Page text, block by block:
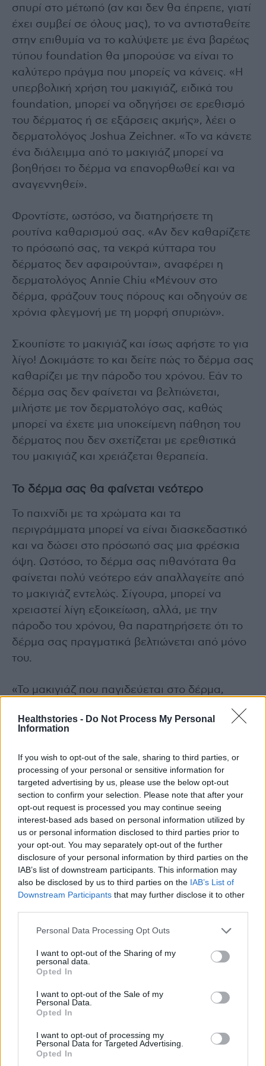
Healthstories - Do Not Process My Personal
Information
If you wish to opt-out of the sale, sharing to third parties, or
processing of your personal or sensitive information for
targeted advertising by us, please use the below opt-out
section to confirm your selection. Please note that after your
opt-out request is processed you may continue seeing
interest-based ads based on personal information utilized by
us or personal information disclosed to third parties prior to
your opt-out. You may separately opt-out of the further
disclosure of your personal information by third parties on the
IAB’s list of downstream participants. This information may
also be disclosed by us to third parties on the IAB’s List of
Downstream Participants that may further disclose it to other
Personal Data Processing Opt Outs
I want to opt-out of the Sharing of my
personal data.
Opted In
I want to opt-out of the Sale of my
Personal Data.
Opted In
I want to opt-out of processing my
Personal Data for Targeted Advertising.
Opted In
σπυρί στο μέτωπό (αν και δεν θα έπρεπε, γιατί
έχει συμβεί σε όλους μας), το να αντισταθείτε
στην επιθυμία να το καλύψετε με ένα βαρέως
τύπου foundation θα μπορούσε να είναι το
καλύτερο πράγμα που μπορείς να κάνεις. «Η
υπερβολική χρήση του μακιγιάζ, ειδικά του
foundation, μπορεί να οδηγήσει σε ερεθισμό
του δέρματος ή σε εξάρσεις ακμής», λέει ο
δερματολόγος Joshua Zeichner. «Το να κάνετε
ένα διάλειμμα από το μακιγιάζ μπορεί να
βοηθήσει το δέρμα να επανορθωθεί και να
αναγεννηθεί».
Φροντίστε, ωστόσο, να διατηρήσετε τη
ρουτίνα καθαρισμού σας. «Αν δεν καθαρίζετε
το πρόσωπό σας, τα νεκρά κύτταρα του
δέρματος δεν αφαιρούνται», αναφέρει η
δερματολόγος Annie Chiu «Μένουν στο
δέρμα, φράζουν τους πόρους και οδηγούν σε
χρόνια φλεγμονή με τη μορφή σπυριών».
Σκουπίστε το μακιγιάζ και ίσως αφήστε το για
λίγο! Δοκιμάστε το και δείτε πώς το δέρμα σας
καθαρίζει με την πάροδο του χρόνου. Εάν το
δέρμα σας δεν φαίνεται να βελτιώνεται,
μιλήστε με τον δερματολόγο σας, καθώς
μπορεί να έχετε μια υποκείμενη πάθηση του
δέρματος που δεν σχετίζεται με ερεθιστικά
του μακιγιάζ και χρειάζεται θεραπεία.
Το δέρμα σας θα φαίνεται νεότερο
Το παιχνίδι με τα χρώματα και τα
περιγράμματα μπορεί να είναι διασκεδαστικό
και να δώσει στο πρόσωπό σας μια φρέσκια
όψη. Ωστόσο, το δέρμα σας πιθανότατα θα
φαίνεται πολύ νεότερο εάν απαλλαγείτε από
το μακιγιάζ εντελώς. Σίγουρα, μπορεί να
χρειαστεί λίγη εξοικείωση, αλλά, με την
πάροδο του χρόνου, θα παρατηρήσετε ότι το
δέρμα σας πραγματικά βελτιώνεται από μόνο
του.
«Το μακιγιάζ που παγιδεύεται στο δέρμα,
δερματολόγοςAnnie Chiu.«Αυτό όπως εξηγεί,
φραγμού και γερνάει πρόωρα το πρόσωπό
σας».
Οι βλεφαρίδες σας μπορεί να γίνουν πιο
μακριές και πιο δυνατές
«Οι βλεφαρίδες γίνονται εύθραυστες και
ξηρές όταν η μάσκαρα ανανεώνετια πολλές
φορές κα τά τη διάρκεια της ημέρας, οπότε η
σχολαστική αφαίρεση του μακιγιάζ θα αφήσει
βοηθήσει να διατηρήσετε το μήκος τους»,
τη Νέα Υόρκη στο Schweiger Dermatology
Group.
Το ξηρό δέρμα σας θα μπορούσε να
«Ένα από τα πιο βασικά προβλήματα που